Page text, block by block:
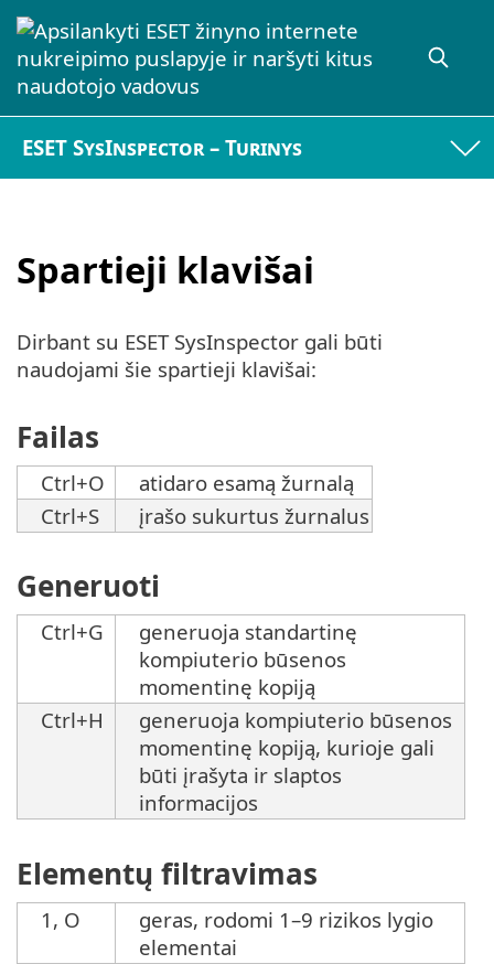
ESET SysInspector – Turinys
Spartieji klavišai
Dirbant su ESET SysInspector gali būti
naudojami šie spartieji klavišai:
Failas
Ctrl+O
atidaro esamą žurnalą
Ctrl+S
įrašo sukurtus žurnalus
Generuoti
Ctrl+G
generuoja standartinę
kompiuterio būsenos
momentinę kopiją
Ctrl+H
generuoja kompiuterio būsenos
momentinę kopiją, kurioje gali
būti įrašyta ir slaptos
informacijos
Elementų filtravimas
1, O
geras, rodomi 1–9 rizikos lygio
elementai